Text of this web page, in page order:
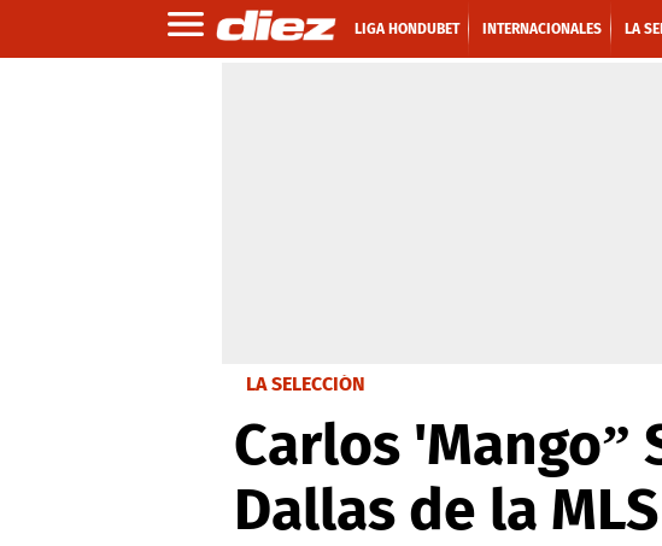
LIGA HONDUBET INTERNACIONALES LA
LA SELECCIÓN
Carlos 'Mango”
Dallas de la MLS